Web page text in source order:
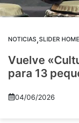
NOTICIAS,SLIDER HOME
Vuelve
para 13
04/06/2026